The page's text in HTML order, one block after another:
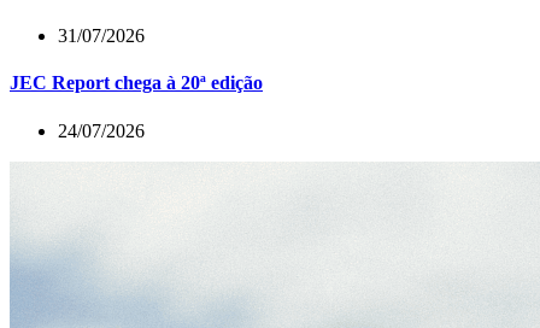
31/07/2026
JEC Report chega à 20ª edição
24/07/2026